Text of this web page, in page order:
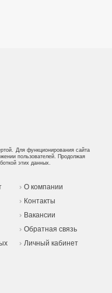
Для функционирования сайта
пользователей. Продолжая
этих данных.
О компании
Контакты
Вакансии
Обратная связь
Личный кабинет